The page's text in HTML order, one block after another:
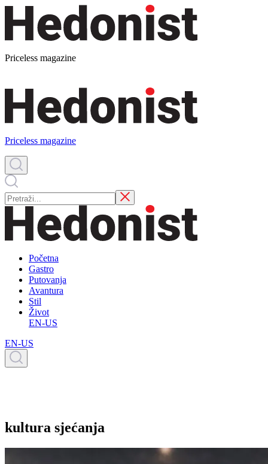
Priceless magazine
Priceless magazine
Početna
Gastro
Putovanja
Avantura
Stil
Život
EN-US
EN-US
kultura sjećanja